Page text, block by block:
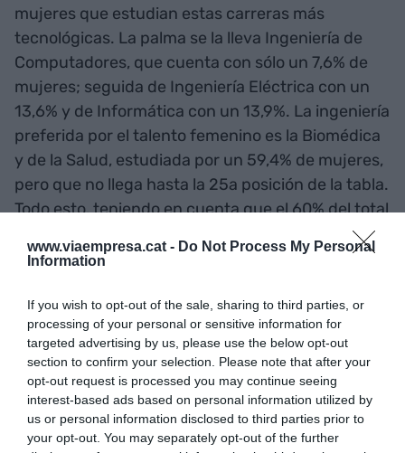
www.viaempresa.cat - Do Not Process My Personal
Information
If you wish to opt-out of the sale, sharing to third parties, or
processing of your personal or sensitive information for
targeted advertising by us, please use the below opt-out
section to confirm your selection. Please note that after your
opt-out request is processed you may continue seeing
interest-based ads based on personal information utilized by
us or personal information disclosed to third parties prior to
your opt-out. You may separately opt-out of the further
mujeres que estudian estas carreras más
tecnológicas. La palma se la lleva Ingeniería de
Computadores, que cuenta con sólo un 7,6% de
mujeres; seguida de Ingeniería Eléctrica con un
13,6% y de Informática con un 13,9%. La ingeniería
preferida por el talento femenino es la Biomédica
y de la Salud, estudiada por un 59,4% de mujeres,
pero que no llega hasta la 25a posición de la tabla.
Todo esto, teniendo en cuenta que el 60% del total
mujeres.
Los grados universitarios con más mujeres